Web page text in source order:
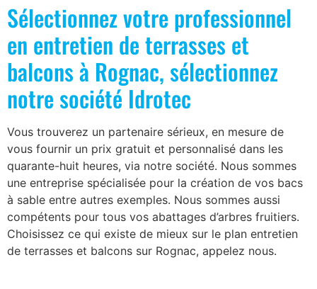
Sélectionnez votre professionnel
en entretien de terrasses et
balcons à Rognac, sélectionnez
notre société Idrotec
Vous trouverez un partenaire sérieux, en mesure de
vous fournir un prix gratuit et personnalisé dans les
quarante-huit heures, via notre société. Nous sommes
une entreprise spécialisée pour la création de vos bacs
à sable entre autres exemples. Nous sommes aussi
compétents pour tous vos abattages d’arbres fruitiers.
Choisissez ce qui existe de mieux sur le plan entretien
de terrasses et balcons sur Rognac, appelez nous.